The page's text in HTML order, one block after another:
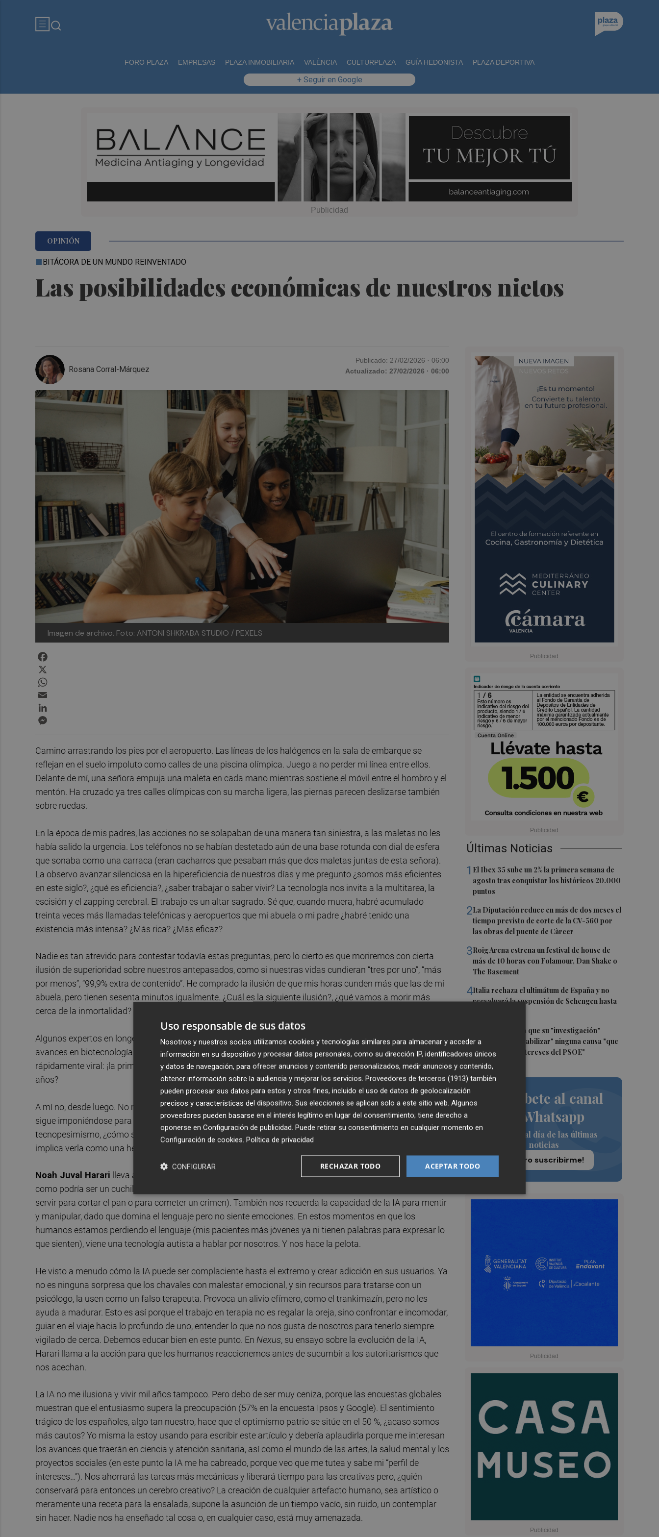
FORO PLAZA EMPRESAS PLAZA INMOBILIARIA VALÈNCIA CULTURPLAZA GUÍA HEDONISTA PLAZA DEPORTIVA
+ Seguir en Google
Las posibilidades económicas de nuestros nietos
OPINIÓN
BITÁCORA DE UN MUNDO REINVENTADO
Rosana Corral-Márquez
Publicado: 27/02/2026 · 06:00
Actualizado: 27/02/2026 · 06:00
Imagen de archivo. Foto: ANTONI SHKRABA STUDIO / PEXELS
Últimas Noticias
1 El Ibex 35 sube un 2% la primera semana de
agosto tras conquistar los históricos 20.000
puntos
2La Diputación reduce en más de dos meses el
tiempo previsto de corte de la CV-560 por
las obras del puente de Càrcer
3Roig Arena estrena un festival de house de
más de 10 horas con Folamour, Dan Shake o
The Basement
4Italia rechaza el ultimátum de España y no
reevaluará la suspensión de Schengen hasta
Leire Díez niega que su "investigación"
buscara "desestabilizar" ninguna causa "que
afectara a los intereses del PSOE"
Suscríbete al canal
de Whatsapp
Siempre al día de las últimas
noticias
¡Quiero suscribirme!
Camino arrastrando los pies por el aeropuerto. Las líneas de los halógenos en la sala de embarque se
reflejan en el suelo impoluto como calles de una piscina olímpica. Juego a no perder mi línea entre ellos.
Delante de mí, una señora empuja una maleta en cada mano mientras sostiene el móvil entre el hombro y el
mentón. Ha cruzado ya tres calles olímpicas con su marcha ligera, las piernas parecen deslizarse también
sobre ruedas.
En la época de mis padres, las acciones no se solapaban de una manera tan siniestra, a las maletas no les
había salido la urgencia. Los teléfonos no se habían destetado aún de una base rotunda con dial de esfera
que sonaba como una carraca (eran cacharros que pesaban más que dos maletas juntas de esta señora).
La observo avanzar silenciosa en la hipereficiencia de nuestros días y me pregunto ¿somos más eficientes
en este siglo?, ¿qué es eficiencia?, ¿saber trabajar o saber vivir? La tecnología nos invita a la multitarea, la
escisión y el zapping cerebral. El trabajo es un altar sagrado. Sé que, cuando muera, habré acumulado
treinta veces más llamadas telefónicas y aeropuertos que mi abuela o mi padre ¿habré tenido una
existencia más intensa? ¿Más rica? ¿Más eficaz?
Nadie es tan atrevido para contestar todavía estas preguntas, pero lo cierto es que moriremos con cierta
ilusión de superioridad sobre nuestros antepasados, como si nuestras vidas cundieran “tres por uno”, “más
por menos”, “99,9% extra de contenido”. He comprado la ilusión de que mis horas cunden más que las de mi
abuela, pero tienen sesenta minutos igualmente. ¿Cuál es la siguiente ilusión?, ¿qué vamos a morir más
cerca de la inmortalidad?
Algunos expertos en longevidad son muy optimistas. No tienen evidencia, pero ya especulan que los
avances en biotecnología e IA permitirán reparar los tejidos indefinidamente. Sueltan un titular que se hace
rápidamente viral: ¡la primera persona que vivirá mil años ya ha nacido! Pero, ¿a alguien le apetece vivir mil
años?
A mí no, desde luego. No me seduce quedarme para siempre en este mundo de IA y robots donde la locura
sigue imponiéndose para hacernos más dóciles. Pero no me apetece sumarme tampoco al
tecnopesimismo, ¿cómo salir del cepo? Se lo pregunto a mi aplicación de IA y dice que ser “optimista”
implica verla como una herramienta y no como un sustituto automático de las personas, ¿podemos creerlo?
Noah Juval Harari lleva años animando el debate ético y advirtiendo que no es una simple herramienta,
como podría ser un cuchillo, sino una herramienta que piensa y decide (un cuchillo que puede optar por
servir para cortar el pan o para cometer un crimen). También nos recuerda la capacidad de la IA para mentir
y manipular, dado que domina el lenguaje pero no siente emociones. En estos momentos en que los
humanos estamos perdiendo el lenguaje (mis pacientes más jóvenes ya ni tienen palabras para expresar lo
que sienten), viene una tecnología autista a hablar por nosotros. Y nos hace la pelota.
He visto a menudo cómo la IA puede ser complaciente hasta el extremo y crear adicción en sus usuarios. Ya
no es ninguna sorpresa que los chavales con malestar emocional, y sin recursos para tratarse con un
psicólogo, la usen como un falso terapeuta. Provoca un alivio efímero, como el trankimazín, pero no les
ayuda a madurar. Esto es así porque el trabajo en terapia no es regalar la oreja, sino confrontar e incomodar,
guiar en el viaje hacia lo profundo de uno, entender lo que no nos gusta de nosotros para tenerlo siempre
vigilado de cerca. Debemos educar bien en este punto. En Nexus, su ensayo sobre la evolución de la IA,
Harari llama a la acción para que los humanos reaccionemos antes de sucumbir a los autoritarismos que
nos acechan.
La IA no me ilusiona y vivir mil años tampoco. Pero debo de ser muy ceniza, porque las encuestas globales
muestran que el entusiasmo supera la preocupación (57% en la encuesta Ipsos y Google). El sentimiento
trágico de los españoles, algo tan nuestro, hace que el optimismo patrio se sitúe en el 50 %, ¿acaso somos
más cautos? Yo misma la estoy usando para escribir este artículo y debería aplaudirla porque me interesan
los avances que traerán en ciencia y atención sanitaria, así como el mundo de las artes, la salud mental y los
proyectos sociales (en este punto la IA me ha cabreado, porque veo que me tutea y sabe mi “perfil de
intereses…”). Nos ahorrará las tareas más mecánicas y liberará tiempo para las creativas pero, ¿quién
conservará para entonces un cerebro creativo? La creación de cualquier artefacto humano, sea artístico o
meramente una receta para la ensalada, supone la asunción de un tiempo vacío, sin ruido, un contemplar
sin hacer. Nadie nos ha enseñado tal cosa o, en cualquier caso, está muy amenazada.
Uso responsable de sus datos
Nosotros y nuestros socios utilizamos cookies y tecnologías similares para almacenar y acceder a
información en su dispositivo y procesar datos personales, como su dirección IP, identificadores únicos
y datos de navegación, para ofrecer anuncios y contenido personalizados, medir anuncios y contenido,
obtener información sobre la audiencia y mejorar los servicios. Proveedores de terceros (1913) también
pueden procesar sus datos para estos y otros fines, incluido el uso de datos de geolocalización
precisos y características del dispositivo. Sus elecciones se aplican solo a este sitio web. Algunos
proveedores pueden basarse en el interés legítimo en lugar del consentimiento; tiene derecho a
oponerse en Configuración de publicidad. Puede retirar su consentimiento en cualquier momento en
Configuración de cookies. Política de privacidad
ACEPTAR TODO
RECHAZAR TODO
CONFIGURAR